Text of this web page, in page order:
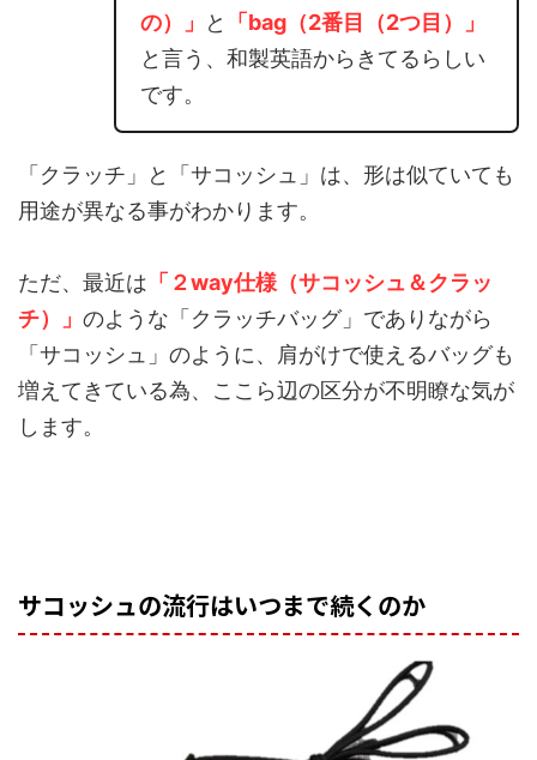
の）」
と 「bag （2番目（2つ目）」
と言う、和製英語からきてるらしい
です。
「クラッチ」と「サコッシュ」は、形は似ていても
用途が異なる事がわかります。
ただ、最近は 「２way仕様（サコッシュ＆クラッ
チ）」 のような「クラッチバッグ」でありながら
「サコッシュ」のように、肩がけで使えるバッグも
増えてきている為、ここら辺の区分が不明瞭な気が
します。
サコッシュの流行はいつまで続くのか